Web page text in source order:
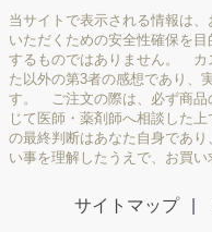
当サイトで表示される情報は
いただくための安全性確保を
するものではありません。 カ
た以外の第3者の感想であり、
す。 ご注文の際は、必ず商品
じて医師・薬剤師へ相談した
の最終判断はあなた自身であ
い事を理解したうえで、お買い
サイトマップ